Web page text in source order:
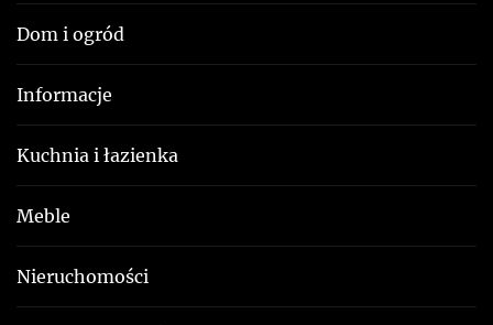
Dom i ogród
Informacje
Kuchnia i łazienka
Meble
Nieruchomości